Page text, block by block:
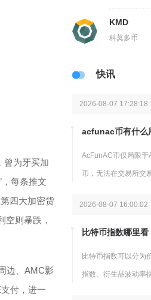
曾为牙买加
每条推文
四大加密货
空则暴跌，
边、AMC影
付，进一
KMD
科莫多币
快讯
2026-08-07 17:28:18
acfunac币有什么
AcFunAC币仅局限
币，无法在交易所交
2026-08-07 16:00:02
比特币指数哪里看
比特币指数可以分为
指数、衍生品波动率